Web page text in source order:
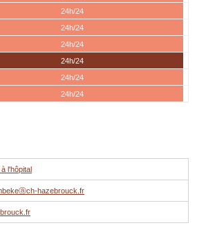
24h/24
24h/24
24h/24
24h/24
24h/24
24h/24
l'hôpital
hazebrouck.fr